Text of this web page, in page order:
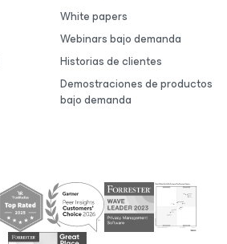
White papers
Webinars bajo demanda
Historias de clientes
Demostraciones de productos
bajo demanda